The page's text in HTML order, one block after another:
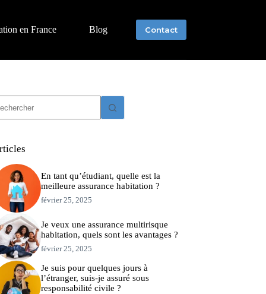
en France Blog Contact
En tant qu’étudiant, quelle est la
meilleure assurance habitation ?
février 25, 2025
Je veux une assurance multirisque
habitation, quels sont les avantages ?
février 25, 2025
Je suis pour quelques jours à
l’étranger, suis-je assuré sous
responsabilité civile ?